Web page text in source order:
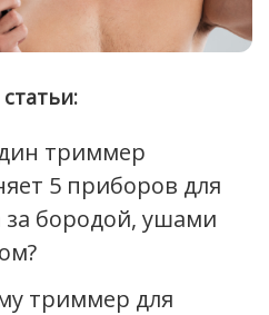
триммер
5 приборов для
за бородой, ушами
триммер для